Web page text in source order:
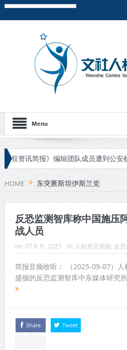
Menu
资讯简报》编辑团队成员遭到公安机
进行庭审
HOME 东突厥斯坦伊斯兰党
反恐监测智库称中国施压
战人员
on: 07 9 月, 2025 In: 人权资讯简报 反
简报音频收听： （2025-09-07）
盛顿的反恐监测智库中东媒体研究
Share Tweet